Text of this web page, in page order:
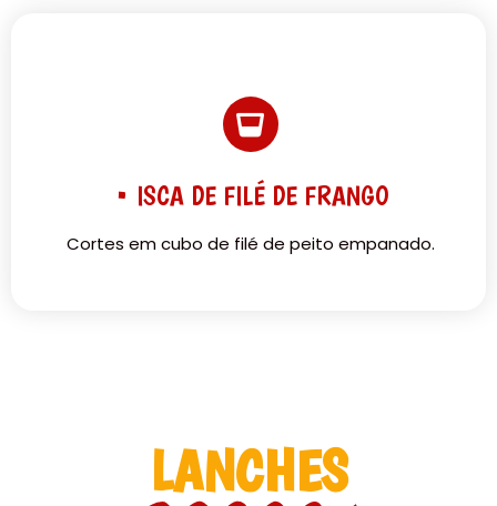
• ISCA DE FILÉ DE FRANGO
Cortes em cubo de filé de peito empanado.
LANCHES